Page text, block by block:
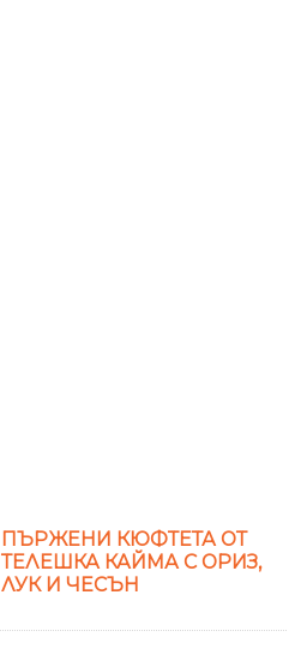
ПЪРЖЕНИ КЮФТЕТА ОТ
ТЕЛЕШКА КАЙМА С ОРИЗ,
ЛУК И ЧЕСЪН